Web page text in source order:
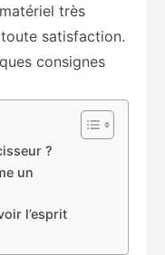
très
satisfaction.
consignes
?
un
l’esprit